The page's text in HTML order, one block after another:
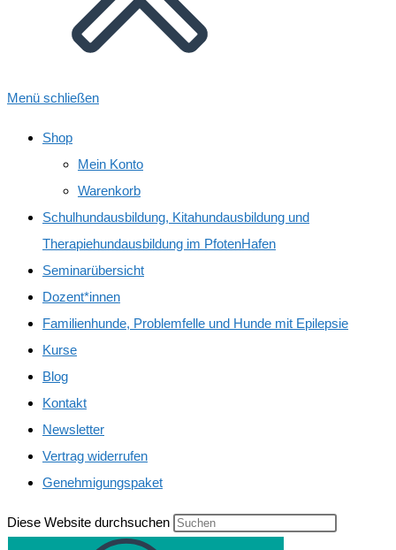
Menü schließen
Shop
Mein Konto
Warenkorb
Schulhundausbildung, Kitahundausbildung und
Therapiehundausbildung im PfotenHafen
Seminarübersicht
Dozent*innen
Familienhunde, Problemfelle und Hunde mit Epilepsie
Kurse
Blog
Kontakt
Newsletter
Vertrag widerrufen
Genehmigungspaket
Diese Website durchsuchen